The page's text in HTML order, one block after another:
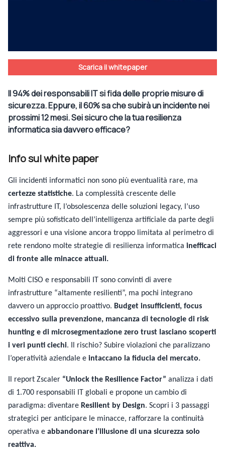
Scarica il whitepaper
Il 94% dei responsabili IT si fida delle proprie misure di
sicurezza. Eppure, il 60% sa che subirà un incidente nei
prossimi 12 mesi. Sei sicuro che la tua resilienza
informatica sia davvero efficace?
Info sul white paper
Gli incidenti informatici non sono più eventualità rare, ma
certezze statistiche. La complessità crescente delle
infrastrutture IT, l’obsolescenza delle soluzioni legacy, l’uso
sempre più sofisticato dell’intelligenza artificiale da parte degli
aggressori e una visione ancora troppo limitata al perimetro di
rete rendono molte strategie di resilienza informatica inefficaci
di fronte alle minacce attuali.
Molti CISO e responsabili IT sono convinti di avere
infrastrutture “altamente resilienti”, ma pochi integrano
davvero un approccio proattivo. Budget insufficienti, focus
eccessivo sulla prevenzione, mancanza di tecnologie di risk
hunting e di microsegmentazione zero trust lasciano scoperti
i veri punti ciechi. Il rischio? Subire violazioni che paralizzano
l’operatività aziendale e intaccano la fiducia del mercato.
Il report Zscaler “Unlock the Resilience Factor” analizza i dati
di 1.700 responsabili IT globali e propone un cambio di
paradigma: diventare Resilient by Design. Scopri i 3 passaggi
strategici per anticipare le minacce, rafforzare la continuità
operativa e abbandonare l’illusione di una sicurezza solo
reattiva.